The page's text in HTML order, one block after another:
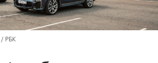
РБК